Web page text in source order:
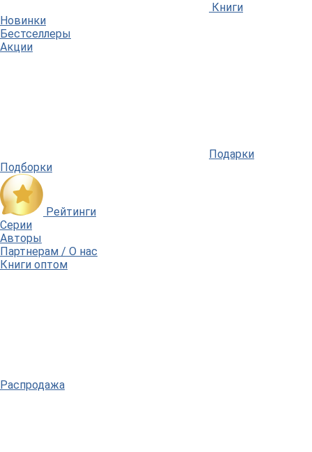
Книги
Новинки
Бестселлеры
Акции
Подарки
Подборки
Рейтинги
Серии
Авторы
Партнерам / О нас
Книги оптом
Распродажа